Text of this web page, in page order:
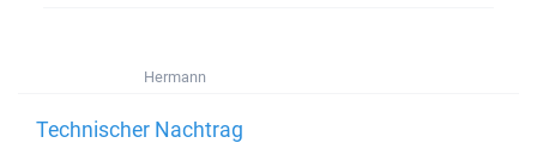
Hermann
Technischer Nachtrag